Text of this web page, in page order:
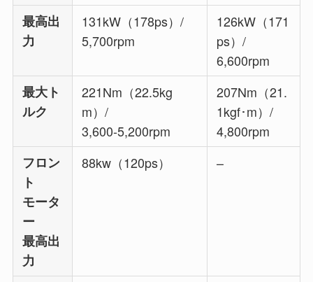
最高出
力
131kW（178ps）/
5,700rpm
126kW（171
ps）/
6,600rpm
最大ト
ルク
221Nm（22.5kg
m）/
3,600-5,200rpm
207Nm（21.
1kgf･m）/
4,800rpm
フロン
ト
モータ
ー
最高出
力
88kw（120ps） –